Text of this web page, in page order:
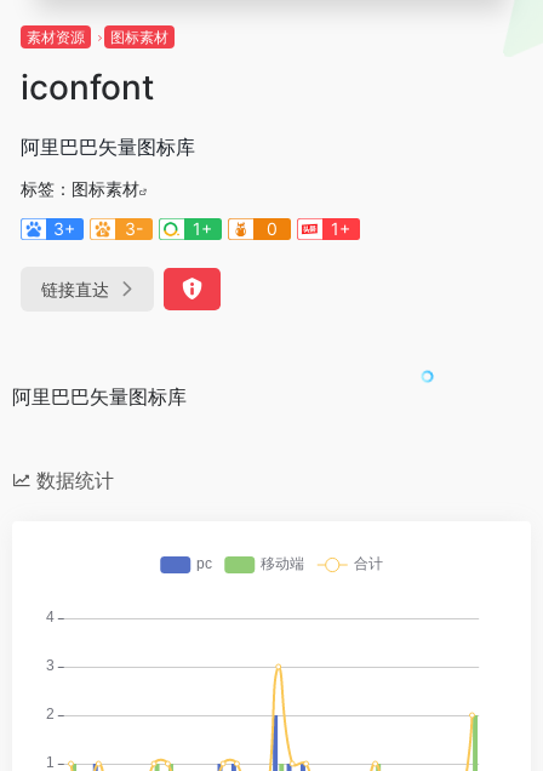
素材资源 图标素材
iconfont
阿里巴巴矢量图标库
标签： 图标素材
3+
3- 1+ 0 1+
链接直达
阿里巴巴矢量图标库
数据统计